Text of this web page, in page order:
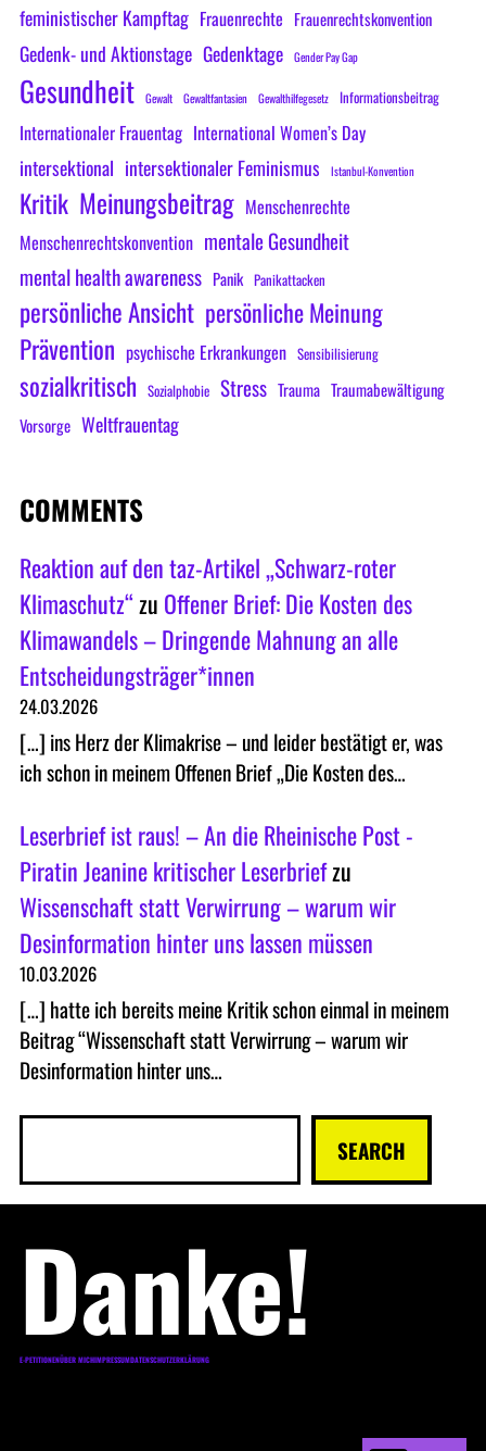
feministischer Kampftag Frauenrechte Frauenrechtskonvention
Gedenk- und Aktionstage Gedenktage Gender Pay Gap
Gesundheit Gewalt Gewaltfantasien Gewalthilfegesetz Informationsbeitrag
Internationaler Frauentag International Women’s Day
intersektional intersektionaler Feminismus Istanbul-Konvention
Kritik Meinungsbeitrag Menschenrechte
Menschenrechtskonvention mentale Gesundheit
mental health awareness Panik Panikattacken
persönliche Ansicht persönliche Meinung
Prävention psychische Erkrankungen Sensibilisierung
sozialkritisch Sozialphobie Stress Trauma Traumabewältigung
Vorsorge Weltfrauentag
COMMENTS
Reaktion auf den taz-Artikel „Schwarz-roter
Klimaschutz“zu Offener Brief: Die Kosten des
Klimawandels – Dringende Mahnung an alle
Entscheidungsträger*innen
24.03.2026
[…] ins Herz der Klimakrise – und leider bestätigt er, was
ich schon in meinem Offenen Brief „Die Kosten des…
Leserbrief ist raus! – An die Rheinische Post -
Piratin Jeanine kritischer Leserbriefzu
Wissenschaft statt Verwirrung – warum wir
Desinformation hinter uns lassen müssen
10.03.2026
[…] hatte ich bereits meine Kritik schon einmal in meinem
Beitrag “Wissenschaft statt Verwirrung – warum wir
Desinformation hinter uns…
c
SEARCH
Danke!
E-PETITIONENÜBER MICHIMPRESSUMDATENSCHUTZERKLÄRUNG